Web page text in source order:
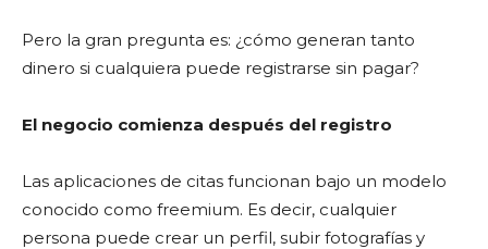
Pero la gran pregunta es: ¿cómo generan tanto
dinero si cualquiera puede registrarse sin pagar?
El negocio comienza después del registro
Las aplicaciones de citas funcionan bajo un modelo
conocido como freemium. Es decir, cualquier
persona puede crear un perfil, subir fotografías y